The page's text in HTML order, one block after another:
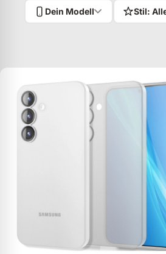
Dein Modell Stil: